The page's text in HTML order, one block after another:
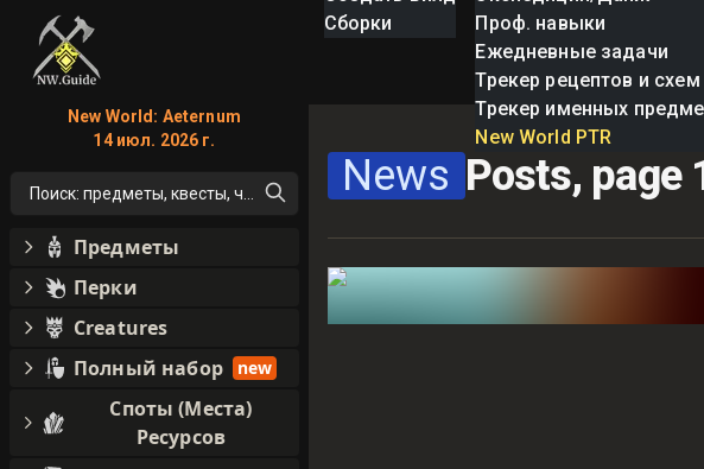
Сборки
Проф. навыки
Ежедневные задачи
Трекер рецептов и схем
Трекер именных
New World PTR
News Posts, page
New World: Aeternum
14 июл. 2026 г.
Поиск: предметы, квесты, что угодно!
Предметы
Перки
Creatures
Полный набор
new
Споты (Места)
Ресурсов